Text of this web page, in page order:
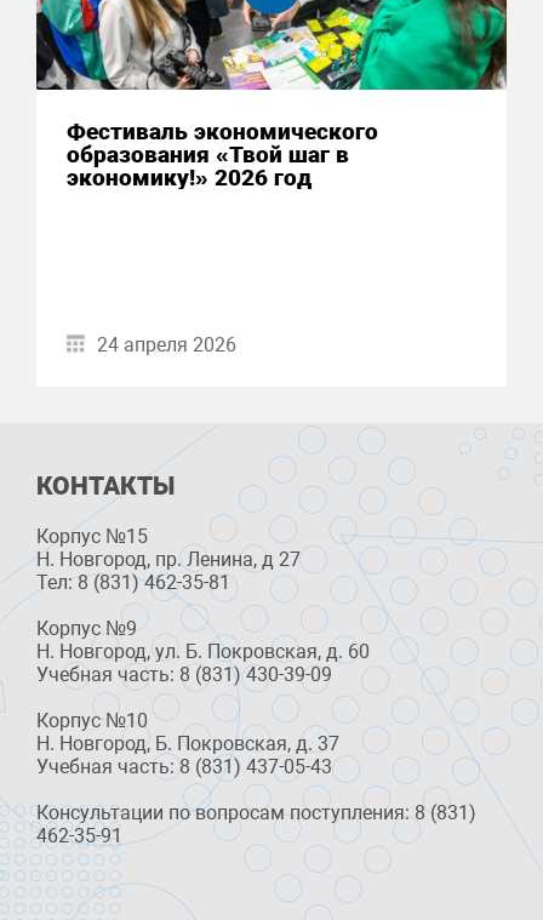
Фестиваль экономического
образования «Твой шаг в
экономику!» 2026 год
24 апреля 2026
КОНТАКТЫ
Корпус №15
Н. Новгород, пр. Ленина, д 27
Тел: 8 (831) 462-35-81
Корпус №9
Н. Новгород, ул. Б. Покровская, д. 60
Учебная часть: 8 (831) 430-39-09
Корпус №10
Н. Новгород, Б. Покровская, д. 37
Учебная часть: 8 (831) 437-05-43
Консультации по вопросам поступления: 8 (831)
462-35-91